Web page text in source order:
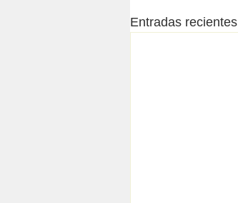
Entradas recientes